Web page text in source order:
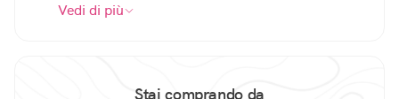
Vedi di più
Stai comprando da